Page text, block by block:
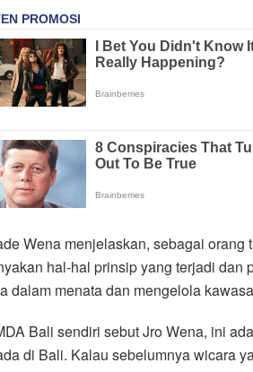
Wena menjelaskan, sebagai
hal-hal prinsip yang terjadi dan
dalam menata dan mengelola
Bali sendiri sebut Jro Wena, ini
di Bali. Kalau sebelumnya wicara